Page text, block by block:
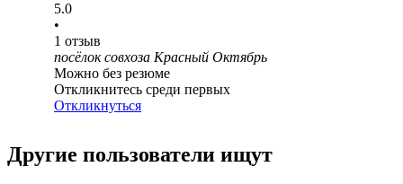
5.0
•
1 отзыв
посёлок совхоза Красный Октябрь
Можно без резюме
Откликнитесь среди первых
Откликнуться
Другие пользователи ищут